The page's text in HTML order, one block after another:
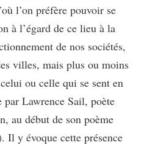
l’on préfère pouvoir se
à l’égard de ce lieu à la
de nos sociétés,
villes, mais plus ou moins
ou celle qui se sent en
par Lawrence Sail, poète
au début de son poème
Il y évoque cette présence